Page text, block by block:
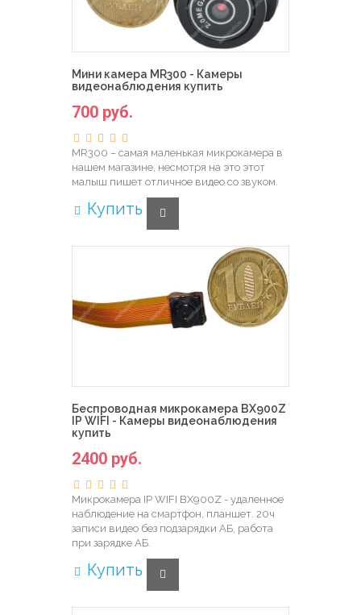
Мини камера MR300 - Камеры
видеонаблюдения купить
700 руб.
MR300 – самая маленькая микрокамера в
нашем магазине, несмотря на это этот
малыш пишет отличное видео со звуком.
Купить
Беспроводная микрокамера BX900Z
IP WIFI - Камеры видеонаблюдения
купить
2400 руб.
Микрокамера IP WIFI BX900Z - удаленное
наблюдение на смартфон, планшет. 20ч
записи видео без подзарядки АБ, работа
при зарядке АБ.
Купить